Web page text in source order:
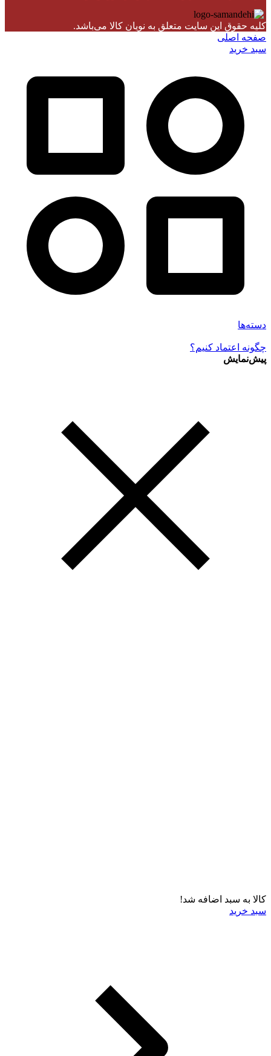
کلیه حقوق این سایت متعلق به نویان کالا می‌باشد.
صفحه اصلی
سبد خرید
دسته‌ها
چگونه اعتماد کنیم؟
پیش‌نمایش
کالا به سبد اضافه شد!
سبد خرید